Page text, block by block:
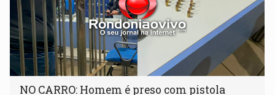
NO CARRO: Homem é preso com pistola